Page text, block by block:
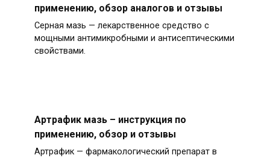
применению, обзор аналогов и отзывы
Серная мазь — лекарственное средство с
мощными антимикробными и антисептическими
свойствами.
Артрафик мазь – инструкция по
применению, обзор и отзывы
Артрафик — фармакологический препарат в